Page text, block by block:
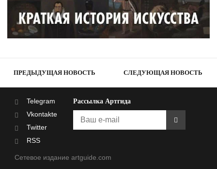
ПРЕДЫДУЩАЯ НОВОСТЬ СЛЕДУЮЩАЯ НОВОСТЬ
Telegram
Vkontakte
Twitter
RSS
Рассылка Артгида
Сетевое издание artguide.com